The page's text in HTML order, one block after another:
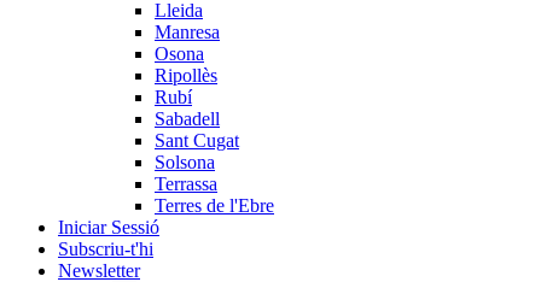
Lleida
Manresa
Osona
Ripollès
Rubí
Sabadell
Sant Cugat
Solsona
Terrassa
Terres de l'Ebre
Iniciar Sessió
Subscriu-t'hi
Newsletter